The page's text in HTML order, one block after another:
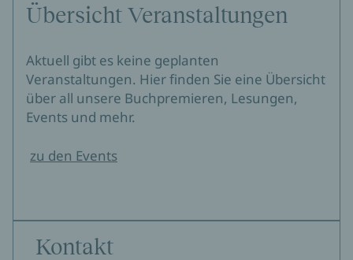
Übersicht Veranstaltungen
Aktuell gibt es keine geplanten
Veranstaltungen. Hier finden Sie eine Übersicht
über all unsere Buchpremieren, Lesungen,
Events und mehr.
zu den Events
Kontakt